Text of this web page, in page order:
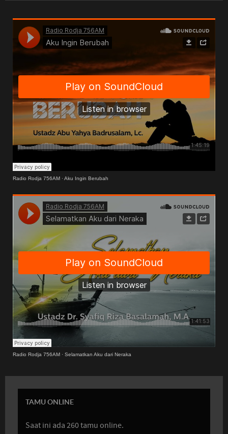
Radio Rodja 756AM ·Aku Ingin Berubah
Radio Rodja 756AM · Selamatkan Aku dari Neraka
TAMU ONLINE
Saat ini ada 260 tamu online.